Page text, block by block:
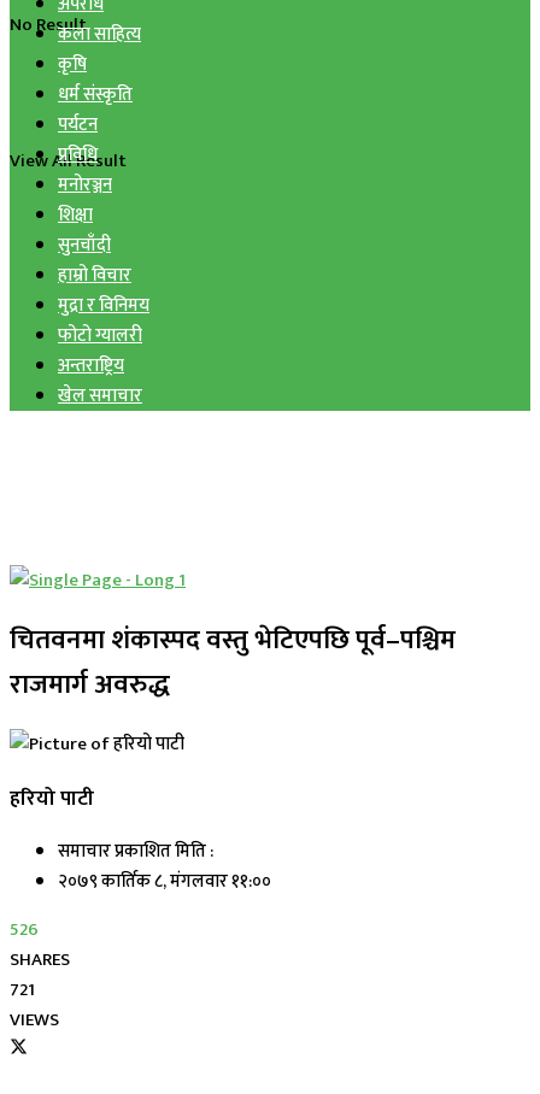
No Result
View All Result
कला साहित्य
कृषि
धर्म संस्कृति
पर्यटन
प्रविधि
मनोरञ्जन
शिक्षा
सुनचाँदी
हाम्रो विचार
मुद्रा र विनिमय
फोटो ग्यालरी
अन्तराष्ट्रिय
खेल समाचार
चितवनमा शंकास्पद वस्तु भेटिएपछि पूर्व–पश्चिम
राजमार्ग अवरुद्ध
हरियो पाटी
समाचार प्रकाशित मिति :
२०७९ कार्तिक ८, मंगलवार ११:००
526
SHARES
721
VIEWS